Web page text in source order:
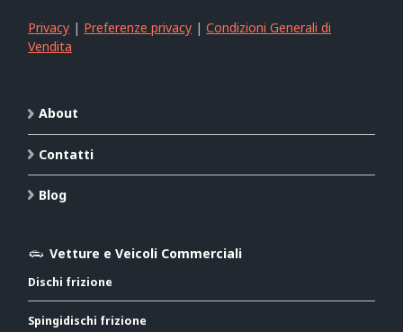
Privacy | Preferenze privacy |Condizioni Generali di
Vendita
About
Contatti
Blog
Vetture e Veicoli Commerciali
Dischi frizione
Spingidischi frizione